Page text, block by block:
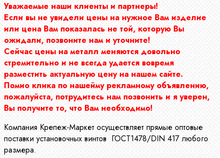
Уважаемые наши клиенты и партнеры!
Если вы не увидели цены на нужное Вам изделие
или цена Вам показалась не той, которую Вы
ожидали, позвоните нам и уточните!
Сейчас цены на металл меняются довольно
стремительно и не всегда удается вовремя
разместить актуальную цену на нашем сайте.
Помио клика по нашейму рекламному объявлению,
пожалуйста, потрудитесь нам позвонить и я уверен,
Вы получите то, что Вам необходимо!
Компания Крепеж-Маркет осуществляет прямые оптовые
поставки установочных винтов ГОСТ1478/DIN 417 любого
размера.